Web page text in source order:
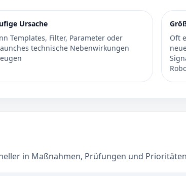
Ursache
Templates, Filter, Parameter oder
technische Nebenwirkungen
Oft
in Maßnahmen, Prüfungen und